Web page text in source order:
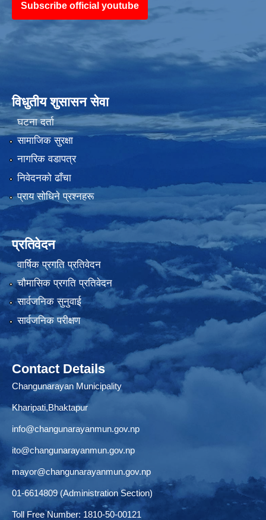
Subscribe official youtube
विधुतीय शुसासन सेवा
घटना दर्ता
सामाजिक सुरक्षा
नागरिक वडापत्र
निवेदनको ढाँचा
प्राय साेधिने प्रश्नहरू
प्रतिवेदन
वार्षिक प्रगति प्रतिवेदन
चौमासिक प्रगति प्रतिवेदन
सार्वजनिक सुनुवाई
सार्वजनिक परीक्षण
Contact Details
Changunarayan Municipality
Kharipati,Bhaktapur
info@changunarayanmun.gov.np
ito@changunarayanmun.gov.np
mayor@changunarayanmun.gov.np
01-6614809 (Administration Section)
Toll Free Number: 1810-50-00121